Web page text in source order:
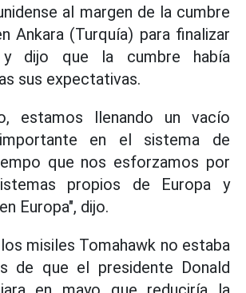
al margen de la cumbre
Ankara (Turquía) para finalizar
dijo que la cumbre había
sus expectativas.
estamos llenando un vacío
en el sistema de
que nos esforzamos por
propios de Europa y
Europa", dijo.
misiles Tomahawk no estaba
de que el presidente Donald